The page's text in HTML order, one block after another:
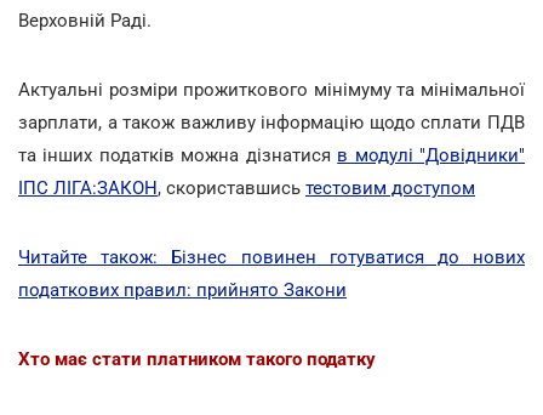
Верховній Раді.
Актуальні розміри прожиткового мінімуму та мінімальної
зарплати, а також важливу інформацію щодо сплати ПДВ
та інших податків можна дізнатися в модулі "Довідники"
ІПС ЛІГА:ЗАКОН, скориставшись тестовим доступом
Читайте також: Бізнес повинен готуватися до нових
податкових правил: прийнято Закони
Хто має стати платником такого податку